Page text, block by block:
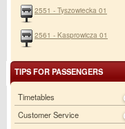
2551 - Tyszowiecka 01
2561 - Kasprowicza 01
TIPS FOR PASSENGERS
Timetables
Customer Service